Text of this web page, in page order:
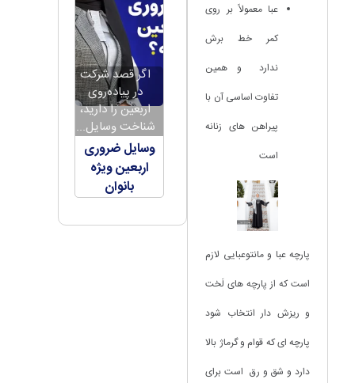
عبا معمولاً بر روی
کمر خط برش
ندارد و همین
تفاوت اساسی آن با
پیراهن های زنانه
است
پارچه عبا و مانتوعبایی لازم
است که از پارچه های لَخت
و ریزش دار انتخاب شود
پارچه ای که قوام و گرماژ بالا
دارد و شق و رق است برای
اگر قصد شرکت
در پیاده‌روی
اربعین را دارید،
شناخت وسایل...
وسایل ضروری
اربعین ویژه
بانوان